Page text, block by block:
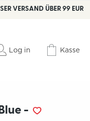
VERSAND ÜBER 99 EUR
Log in Kasse
-